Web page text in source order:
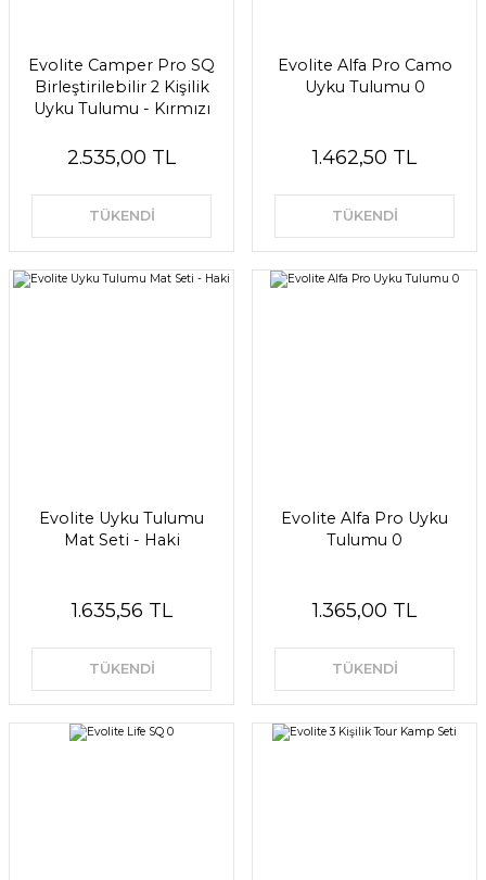
Evolite Camper Pro SQ
Birleştirilebilir 2 Kişilik
Uyku Tulumu - Kırmızı
2.535,00 TL
TÜKENDİ
Evolite Alfa Pro Camo
Uyku Tulumu 0
1.462,50 TL
TÜKENDİ
Evolite Uyku Tulumu
Mat Seti - Haki
1.635,56 TL
TÜKENDİ
Evolite Alfa Pro Uyku
Tulumu 0
1.365,00 TL
TÜKENDİ